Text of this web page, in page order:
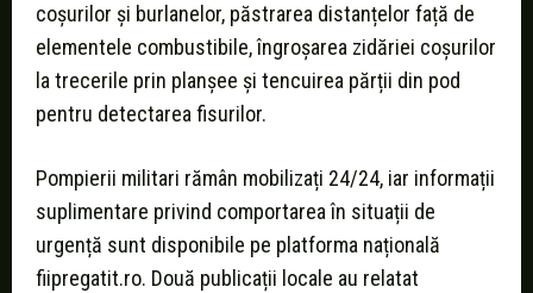
coșurilor și burlanelor, păstrarea distanțelor față de
elementele combustibile, îngroșarea zidăriei coșurilor
la trecerile prin planșee și tencuirea părții din pod
pentru detectarea fisurilor.
Pompierii militari rămân mobilizați 24/24, iar informații
suplimentare privind comportarea în situații de
urgență sunt disponibile pe platforma națională
fiipregatit.ro. Două publicații locale au relatat